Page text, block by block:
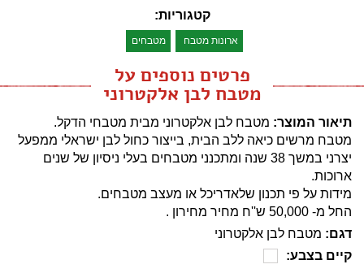
קטגוריות:
ארונות מטבח מטבחים
פרטים נוספים על
מטבח לבן אלקטרוני
תיאור המוצר: מטבח לבן אלקטרוני מבית מטבחי הדקל.
מטבח מרשים כיאה ללב הבית, בייצור כחול לבן ישראלי ממפעל
יצרני במשך 38 שנה ומתכנני מטבחים בעלי ניסיון של שנים
ארוכות.
מידות על פי תכנון שלאדריכל או מעצב מטבחים.
החל מ- 50,000 ש''ח מחיר מחירון .
דגם: מטבח לבן אלקטרוני
קיים בצבע: